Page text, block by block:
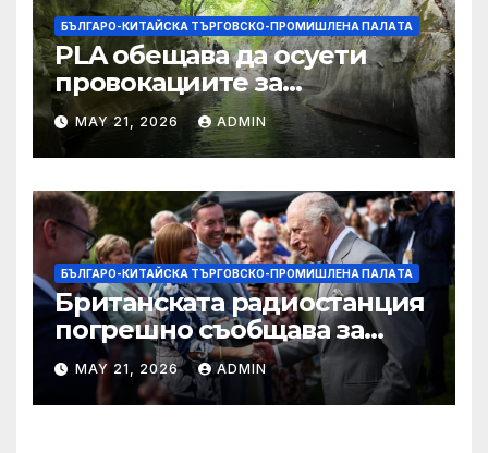
БЪЛГАРО-КИТАЙСКА ТЪРГОВСКО-ПРОМИШЛЕНА ПАЛAТА
PLA обещава да осуети
провокациите за
„независимост на Тайван“.
MAY 21, 2026 ADMIN
БЪЛГАРО-КИТАЙСКА ТЪРГОВСКО-ПРОМИШЛЕНА ПАЛAТА
Британската радиостанция
погрешно съобщава за
смъртта на крал Чарлз
MAY 21, 2026 ADMIN